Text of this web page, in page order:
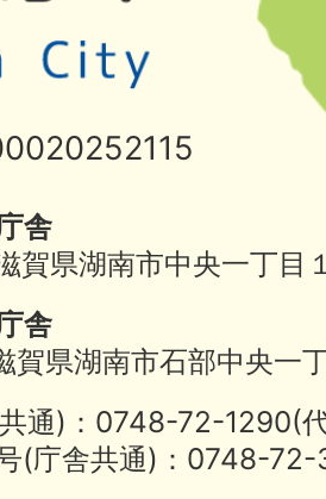
舎
県湖南市中央一丁目
舎
県湖南市石部中央一
共通)：0748-72-
(庁舎共通)：0748-